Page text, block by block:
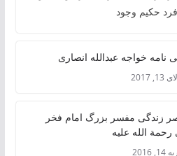
فرد حکیم وجود
نامه خواجه عبدالله انصاری
2017
زندگی مفسر بزرگ امام فخر
رحمة الله علیه
2016